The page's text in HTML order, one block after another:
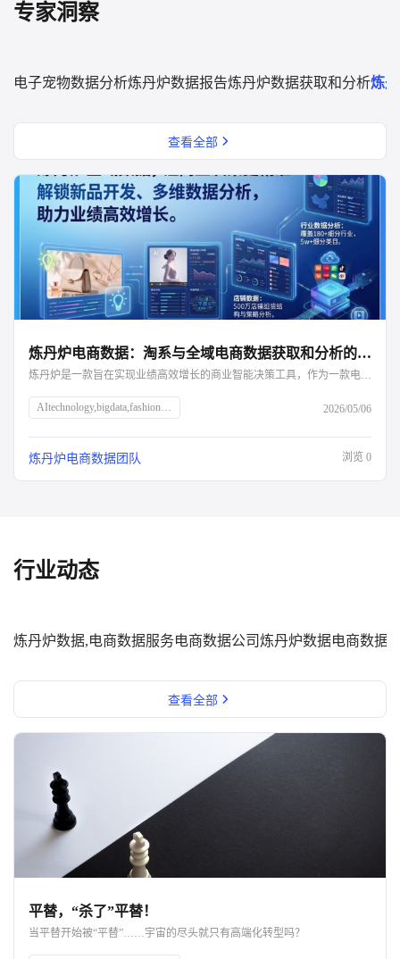
专家洞察
电子宠物数据分析炼丹炉数据报告炼丹炉数据获取和分析炼
查看全部
炼丹炉电商数据：淘系与全域电商数据获取和分析的首选平台
炼丹炉是一款旨在实现业绩高效增长的商业智能决策工具，作为一款电商和社媒平台全覆盖的全域大数据智能分析平台，它能够用真实数据还原商业本质，洞察市场新机遇。无论是在全域数据的获取广度，还是数据分析的深度上，炼丹炉凭借超高的性价比与硬核技术，成为众多品牌进行淘宝及全域数据分析的首选平台。官网支持试用www.huo1818.com
AItechnology,bigdata,fashionindustry,AIapplications,clothingdesign,marketanalysis,technologyinnovation,ZHIYITech,AIsolutions,data-drivendecisions,fashiontrends,retailtechnology,advancedanalytics,digitaltransformation,smartfashion 2026/05/06
炼丹炉电商数据团队 浏览 0
行业动态
炼丹炉数据,电商数据服务电商数据公司炼丹炉数据电商数据
查看全部
平替，“杀了”平替！
当平替开始被“平替”……宇宙的尽头就只有高端化转型吗？